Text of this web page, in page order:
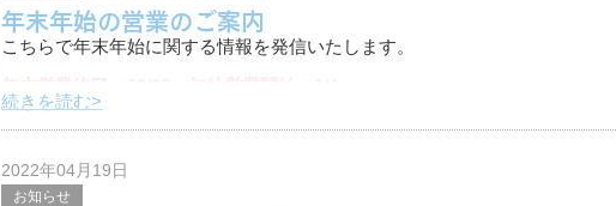
年末年始の営業のご案内
こちらで年末年始に関する情報を発信いたします。
年末営業終了：12/28 年始営業開始：1/4
12/29～1/3の6日間
続きを読む>
2022年04月19日
お知らせ